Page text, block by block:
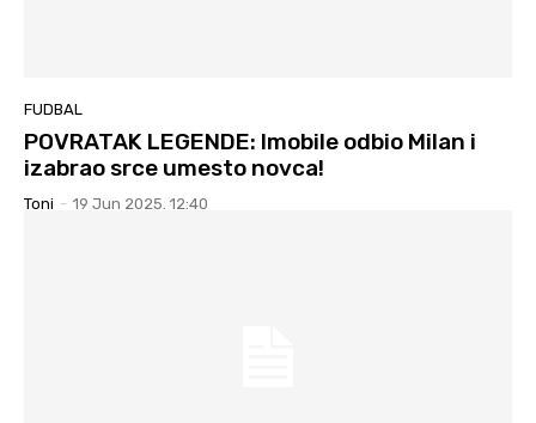
FUDBAL
POVRATAK LEGENDE: Imobile odbio Milan i
izabrao srce umesto novca!
Toni - 19 Jun 2025. 12:40